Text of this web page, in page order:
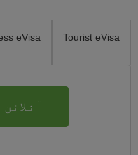
Tourist eVisa
eVisa